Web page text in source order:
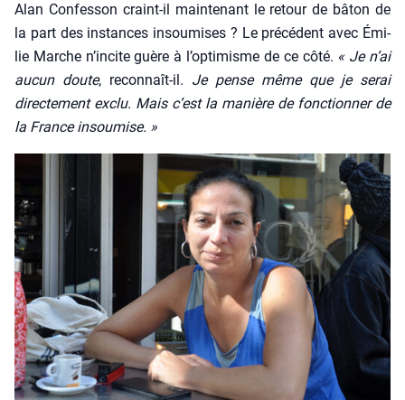
Alan Confes­son craint-il main­te­nant le retour de bâton de
la part des ins­tances insou­mises ? Le pré­cé­dent avec Émi­
lie Marche n’in­cite guère à l’op­ti­misme de ce côté. « Je n’ai
aucun doute, recon­naît-il. Je pense même que je serai
direc­te­ment exclu. Mais c’est la manière de fonc­tion­ner de
la France insou­mise. »